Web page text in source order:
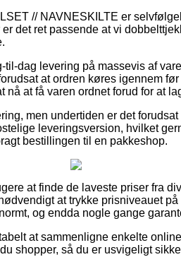
// NAVNESKILTE er
det ret passende at vi
dag levering på massevis af
at ordren køres igennem før
nå at få varen ordnet forud for at
men undertiden er det
leveringsversion, hvilket
bestillingen til en pakkeshop.
at finde de laveste priser fra
at trykke prisniveauet
og endda nogle gange
at sammenligne enkelte
shopper, så du er usvigeligt